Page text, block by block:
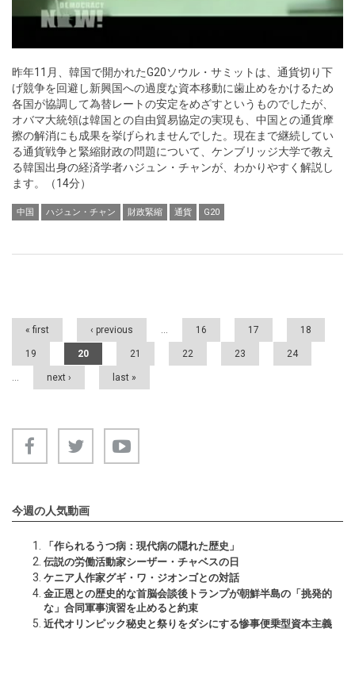
昨年11月、韓国で開かれたG20ソウル・サミットは、通貨切り下
げ競争を回避し新興国への過度な資本移動に歯止めをかけるため
各国が協調して為替レートの安定をめざすというものでしたが、
オバマ大統領は韓国との自由貿易協定の実現も、中国との通貨摩
擦の解消にも成果を挙げられませんでした。現在まで継続してい
る通貨戦争と緊縮財政の問題について、ケンブリッジ大学で教え
る韓国出身の経済学者ハジュン・チャンが、わかりやすく解説し
ます。（14分）
中国 ハジュン・チャン 財政緊縮 通貨 G20
Pages
« first ‹ previous 16 17 18
19 20 21 22 23 24
next › last »
今週の人気動画
「作られるうつ病：現代病の隠れた歴史」
伝説の労働活動家シーザー・チャベスの日
ケニア人作家グギ・ワ・ジオンゴとの対話
金正恩との歴史的な首脳会談後トランプが朝鮮半島の「挑発的
な」合同軍事演習を止めると約束
近代オリンピック秘史と祭りをダシにする惨事便乗型資本主義